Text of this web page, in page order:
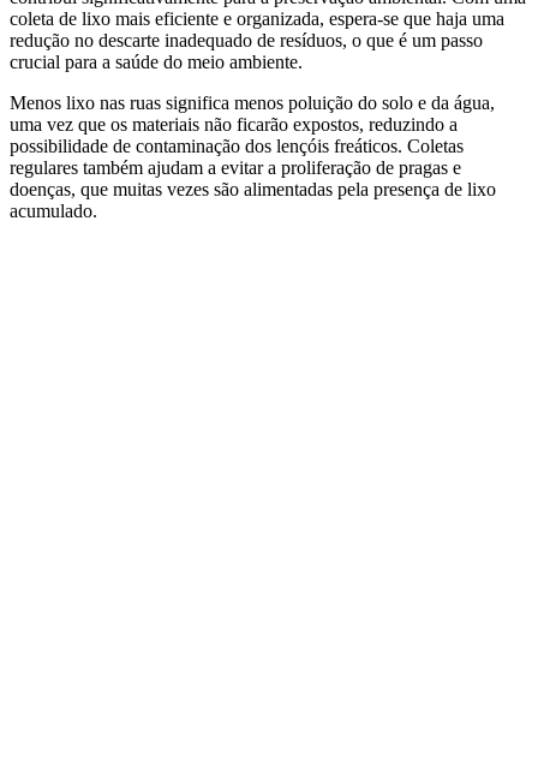
coleta de lixo mais eficiente e organizada, espera-se que haja uma
redução no descarte inadequado de resíduos, o que é um passo
crucial para a saúde do meio ambiente.
Menos lixo nas ruas significa menos poluição do solo e da água,
uma vez que os materiais não ficarão expostos, reduzindo a
possibilidade de contaminação dos lençóis freáticos. Coletas
regulares também ajudam a evitar a proliferação de pragas e
doenças, que muitas vezes são alimentadas pela presença de lixo
acumulado.